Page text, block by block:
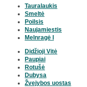
Tauralaukis
Smeltė
Poilsis
Naujamiestis
Melnragė I
Didžioji Vitė
Paupiai
Rotušė
Dubysa
Žvejybos uostas